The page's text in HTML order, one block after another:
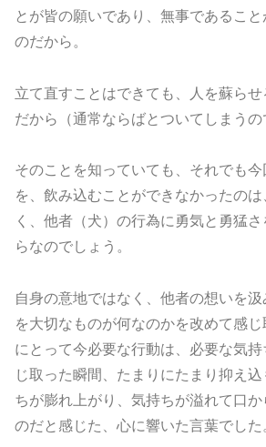
とが皆の願いであり、無事であるこ
のだから。
立て直すことはできても、人を蘇ら
だから（通常ならばとついてしまうの
そのことを知っていても、それでも
を、飲み込むことができなかったの
く、他者（犬）の行為に勇気と勇猛
らなのでしょう。
自身の意地ではなく、他者の想いを
を大切なものが何なのかを改めて感
にとって今必要な行動は、必要な気
じ取った瞬間、たまりにたまり抑え
ちが膨れ上がり、気持ちが溢れて口
のだと感じた、心に響いた言葉でした